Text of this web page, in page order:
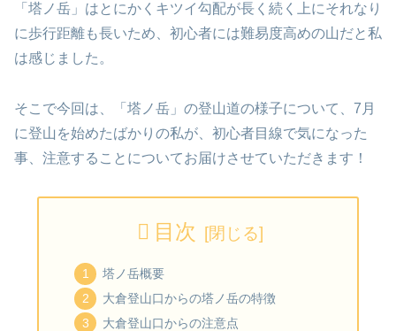
「塔ノ岳」はとにかくキツイ勾配が長く続く上にそれなり
に歩行距離も長いため、初心者には難易度高めの山だと私
は感じました。
そこで今回は、「塔ノ岳」の登山道の様子について、7月
に登山を始めたばかりの私が、初心者目線で気になった
事、注意することについてお届けさせていただきます！
目次
塔ノ岳概要
大倉登山口からの塔ノ岳の特徴
大倉登山口からの注意点